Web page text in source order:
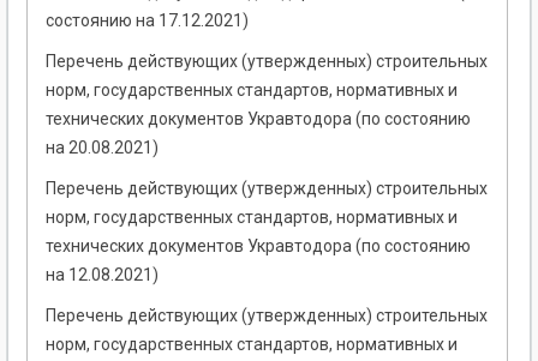
состоянию на 17.12.2021)
Перечень действующих (утвержденных) строительных
норм, государственных стандартов, нормативных и
технических документов Укравтодора (по состоянию
на 20.08.2021)
Перечень действующих (утвержденных) строительных
норм, государственных стандартов, нормативных и
технических документов Укравтодора (по состоянию
на 12.08.2021)
Перечень действующих (утвержденных) строительных
норм, государственных стандартов, нормативных и